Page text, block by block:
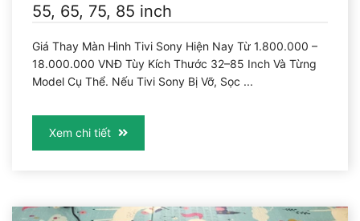
55, 65, 75, 85 inch
Giá Thay Màn Hình Tivi Sony Hiện Nay Từ 1.800.000 –
18.000.000 VNĐ Tùy Kích Thước 32–85 Inch Và Từng
Model Cụ Thể. Nếu Tivi Sony Bị Vỡ, Sọc ...
Xem chi tiết